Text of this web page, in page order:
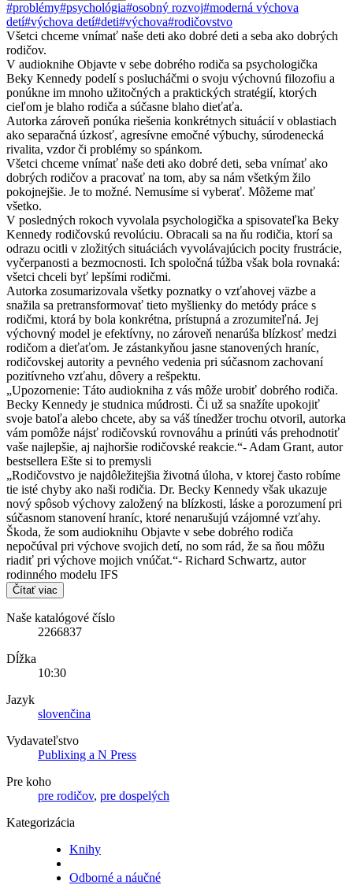
#problémy#psychológia#osobný rozvoj#moderná výchova
detí#výchova detí#deti#výchova#rodičovstvo
Všetci chceme vnímať naše deti ako dobré deti a seba ako dobrých
rodičov.
V audioknihe Objavte v sebe dobrého rodiča sa psychologička
Beky Kennedy podelí s poslucháčmi o svoju výchovnú filozofiu a
ponúkne im mnoho užitočných a praktických stratégií, ktorých
cieľom je blaho rodiča a súčasne blaho dieťaťa.
Autorka zároveň ponúka riešenia konkrétnych situácií v oblastiach
ako separačná úzkosť, agresívne emočné výbuchy, súrodenecká
rivalita, vzdor či problémy so spánkom.
Všetci chceme vnímať naše deti ako dobré deti, seba vnímať ako
dobrých rodičov a pracovať na tom, aby sa nám všetkým žilo
pokojnejšie. Je to možné. Nemusíme si vyberať. Môžeme mať
všetko.
V posledných rokoch vyvolala psychologička a spisovateľka Beky
Kennedy rodičovskú revolúciu. Obracali sa na ňu rodičia, ktorí sa
odrazu ocitli v zložitých situáciách vyvolávajúcich pocity frustrácie,
vyčerpanosti a bezmocnosti. Ich spoločná túžba však bola rovnaká:
všetci chceli byť lepšími rodičmi.
Autorka zosumarizovala všetky poznatky o vzťahovej väzbe a
snažila sa pretransformovať tieto myšlienky do metódy práce s
rodičmi, ktorá by bola konkrétna, prístupná a zrozumiteľná. Jej
výchovný model je efektívny, no zároveň nenarúša blízkosť medzi
rodičom a dieťaťom. Je zástankyňou jasne stanovených hraníc,
rodičovskej autority a pevného vedenia pri súčasnom zachovaní
pozitívneho vzťahu, dôvery a rešpektu.
„Upozornenie: Táto audiokniha z vás môže urobiť dobrého rodiča.
Becky Kennedy je studnica múdrosti. Či už sa snažíte upokojiť
svoje batoľa alebo chcete, aby sa váš tínedžer trochu otvoril, autorka
vám pomôže nájsť rodičovskú rovnováhu a prinúti vás prehodnotiť
vaše najlepšie, aj najhoršie rodičovské reakcie.“- Adam Grant, autor
bestsellera Ešte si to premysli
„Rodičovstvo je najdôležitejšia životná úloha, v ktorej často robíme
tie isté chyby ako naši rodičia. Dr. Becky Kennedy však ukazuje
nový spôsob výchovy založený na blízkosti, láske a porozumení pri
súčasnom stanovení hraníc, ktoré nenarušujú vzájomné vzťahy.
Škoda, že som audioknihu Objavte v sebe dobrého rodiča
nepočúval pri výchove svojich detí, no som rád, že sa ňou môžu
riadiť pri výchove mojich vnúčat.“- Richard Schwartz, autor
rodinného modelu IFS
Čítať viac
Naše katalógové číslo
2266837
Dĺžka
10:30
Jazyk
slovenčina
Vydavateľstvo
Publixing a N Press
Pre koho
pre rodičov, pre dospelých
Kategorizácia
Knihy
Odborné a náučné